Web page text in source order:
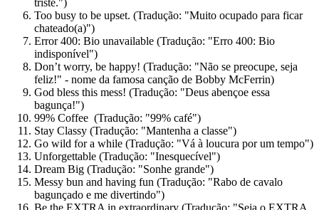
Too busy to be upset. (Tradução: "Muito ocupado para ficar
chateado(a)")
Error 400: Bio unavailable (Tradução: "Erro 400: Bio
indisponível")
Don’t worry, be happy! (Tradução: "Não se preocupe, seja
feliz!" - nome da famosa canção de Bobby McFerrin)
God bless this mess! (Tradução: "Deus abençoe essa
bagunça!")
99% Coffee (Tradução: "99% café")
Stay Classy (Tradução: "Mantenha a classe")
Go wild for a while (Tradução: "Vá à loucura por um tempo")
Unforgettable (Tradução: "Inesquecível")
Dream Big (Tradução: "Sonhe grande")
Messy bun and having fun (Tradução: "Rabo de cavalo
bagunçado e me divertindo")
Be the EXTRA in extraordinary (Tradução: "Seja o EXTRA